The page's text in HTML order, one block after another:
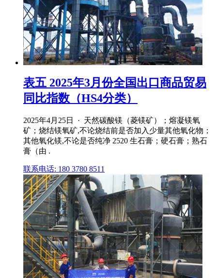
表五 2025年3月份全国出口商品贸易
同比指数（HS4分类）
2025年4月25日 · 天然碳酸镁（菱镁矿）；熔凝镁氧
矿；烧结镁氧矿,不论烧结前是否加入少量其他氧化物；
其他氧化镁,不论是否纯净 2520 生石膏；硬石膏；熟石
膏（由 .
联系电话: 180 3780 8511